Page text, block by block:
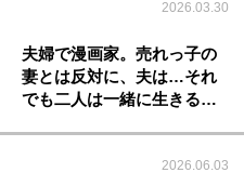
2026.03.30
夫婦で漫画家。売れっ子の
妻とは反対に、夫は…それ
でも二人は一緒に生きる…
2026.06.03